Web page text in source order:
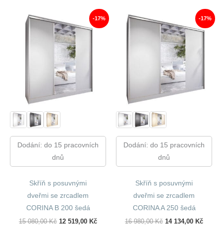
018,00 Kč.
-17%
Dodání: do 15 pracovních
dnů
Skříň s posuvnými
dveřmi se zrcadlem
CORINA B 200 šedá
15 080,00Kč Původní
12 519,00 KčAktuální
-17%
Dodání: do 15 pracovních
dnů
Skříň s posuvnými
dveřmi se zrcadlem
CORINA A 250 šedá
16 980,00Kč Původní
14 134,00 Kč